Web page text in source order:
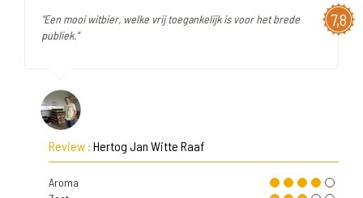
7,8
"Een mooi witbier, welke vrij toegankelijk is voor het brede
publiek."
Review : Hertog Jan Witte Raaf
Aroma